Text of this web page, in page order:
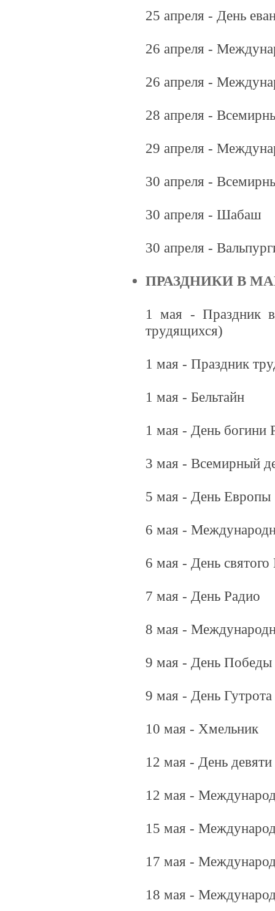
25 апреля - День
26 апреля -
26 апреля -
28 апреля -
29 апреля -
30 апреля -
30 апреля - Шабаш
30 апреля -
ПРАЗДНИКИ В
1 мая - Праздник
трудящихся)
1 мая - Праздник
1 мая - Бельтайн
1 мая - День богини
3 мая - Всемирный
5 мая - День Европы
6 мая -
6 мая - День святого
7 мая - День Радио
8 мая -
9 мая - День Победы
9 мая - День Гутрота
10 мая - Хмельник
12 мая - День
12 мая -
15 мая -
17 мая -
18 мая -